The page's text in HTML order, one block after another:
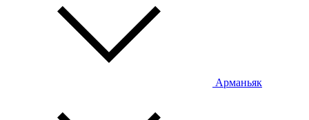
Арманьяк